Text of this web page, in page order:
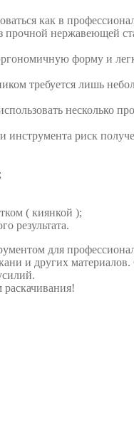
как в
прочной нержавеющей
форму и
требуется лишь
несколько
инструмента риск
( киянкой );
результата.
для
и других